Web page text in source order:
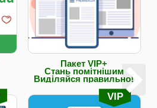
Пакет VIP+
Стань помітнішим
Виділяйся правильно!
VIP